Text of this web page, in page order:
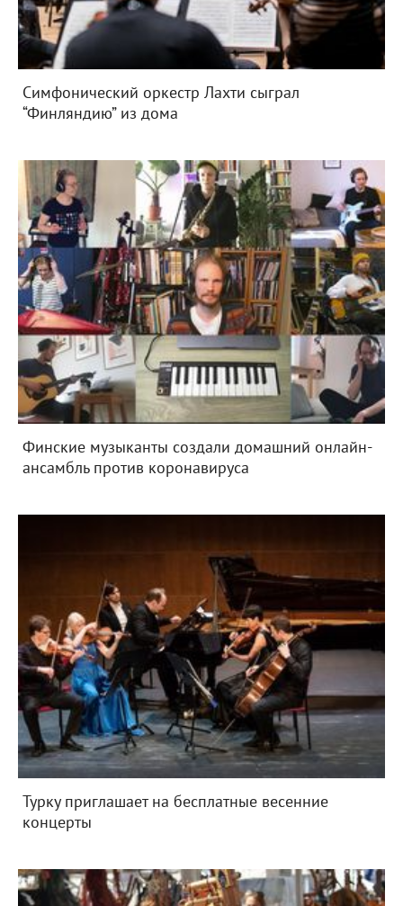
Симфонический оркестр Лахти сыграл
“Финляндию” из дома
Финские музыканты создали домашний онлайн-
ансамбль против коронавируса
Турку приглашает на бесплатные весенние
концерты